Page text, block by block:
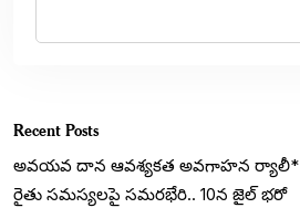
Recent Posts
అవయవ దాన ఆవశ్యకత అవగాహన ర్యాలీ*
రైతు సమస్యలపై సమరభేరి.. 10న జైల్‌ భరో